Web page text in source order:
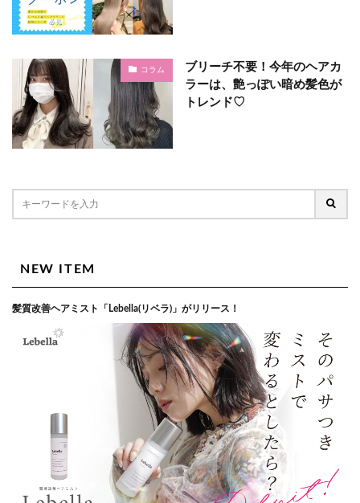
コラム
ブリーチ不要！今年のヘアカ
ラーは、艶っぽい暗め髪色が
トレンド♡
NEW ITEM
髪質改善ヘアミスト「Lebella(リベラ)」がリリース！